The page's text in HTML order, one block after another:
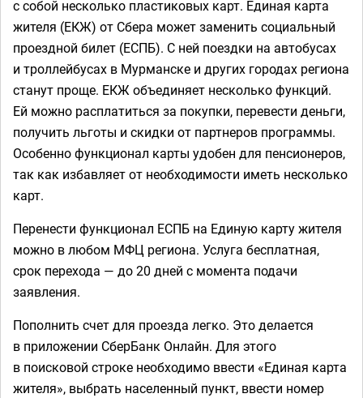
с собой несколько пластиковых карт. Единая карта
жителя (ЕКЖ) от Сбера может заменить социальный
проездной билет (ЕСПБ). С ней поездки на автобусах
и троллейбусах в Мурманске и других городах региона
станут проще. ЕКЖ объединяет несколько функций.
Ей можно расплатиться за покупки, перевести деньги,
получить льготы и скидки от партнеров программы.
Особенно функционал карты удобен для пенсионеров,
так как избавляет от необходимости иметь несколько
карт.
Перенести функционал ЕСПБ на Единую карту жителя
можно в любом МФЦ региона. Услуга бесплатная,
срок перехода — до 20 дней с момента подачи
заявления.
Пополнить счет для проезда легко. Это делается
в приложении СберБанк Онлайн. Для этого
в поисковой строке необходимо ввести «Единая карта
жителя», выбрать населенный пункт, ввести номер